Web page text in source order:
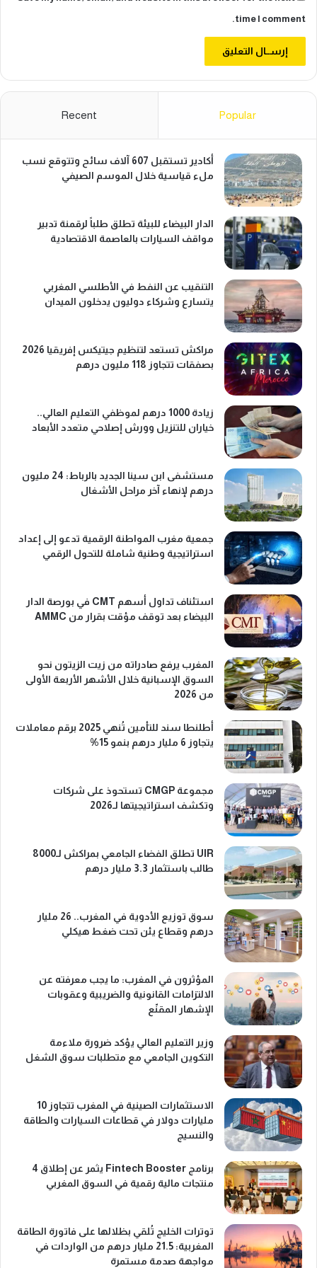
time I comment.
Popular
Recent
أكادير تستقبل 607 آلاف سائح وتتوقع نسب
ملء قياسية خلال الموسم الصيفي
الدار البيضاء للبيئة تطلق طلباً لرقمنة تدبير
مواقف السيارات بالعاصمة الاقتصادية
التنقيب عن النفط في الأطلسي المغربي
يتسارع وشركاء دوليون يدخلون الميدان
مراكش تستعد لتنظيم جيتيكس إفريقيا 2026
بصفقات تتجاوز 118 مليون درهم
زيادة 1000 درهم لموظفي التعليم العالي..
خياران للتنزيل وورش إصلاحي متعدد الأبعاد
مستشفى ابن سينا الجديد بالرباط: 24 مليون
درهم لإنهاء آخر مراحل الأشغال
جمعية مغرب المواطنة الرقمية تدعو إلى إعداد
استراتيجية وطنية شاملة للتحول الرقمي
استئناف تداول أسهم CMT في بورصة الدار
البيضاء بعد توقف مؤقت بقرار من AMMC
المغرب يرفع صادراته من زيت الزيتون نحو
السوق الإسبانية خلال الأشهر الأربعة الأولى
من 2026
أطلنطا سند للتأمين تُنهي 2025 برقم معاملات
يتجاوز 6 مليار درهم بنمو 15%
مجموعة CMGP تستحوذ على شركات
وتكشف استراتيجيتها لـ2026
UIR تطلق الفضاء الجامعي بمراكش لـ8000
طالب باستثمار 3.3 مليار درهم
سوق توزيع الأدوية في المغرب.. 26 مليار
درهم وقطاع يئن تحت ضغط هيكلي
المؤثرون في المغرب: ما يجب معرفته عن
الالتزامات القانونية والضريبية وعقوبات
الإشهار المقنّع
وزير التعليم العالي يؤكد ضرورة ملاءمة
التكوين الجامعي مع متطلبات سوق الشغل
الاستثمارات الصينية في المغرب تتجاوز 10
مليارات دولار في قطاعات السيارات والطاقة
والنسيج
برنامج Fintech Booster يثمر عن إطلاق 4
منتجات مالية رقمية في السوق المغربي
توترات الخليج تُلقي بظلالها على فاتورة الطاقة
المغربية: 21.5 مليار درهم من الواردات في
مواجهة صدمة مستمرة